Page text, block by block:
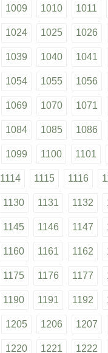
1009 1010 1011
1024 1025 1026
1039 1040 1041
1054 1055 1056
1069 1070 1071
1084 1085 1086
1099 1100 1101
1114 1115 1116
1130 1131 1132
1145 1146 1147
1160 1161 1162
1175 1176 1177
1190 1191 1192
1205 1206 1207
1220 1221 1222